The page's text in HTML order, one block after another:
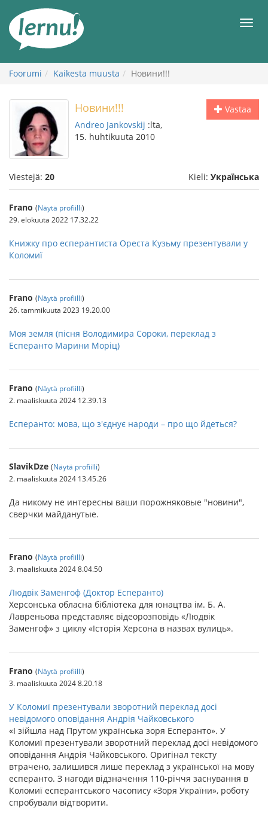
sisältöön
Foorumi Kaikesta muusta Новини!!!
Vastaa
Новини!!!
Andreo Jankovskij :lta,
15. huhtikuuta 2010
Viestejä: 20 Kieli: Українська
Frano (Näytä profiilli)
29. elokuuta 2022 17.32.22
Книжку про есперантиста Ореста Кузьму презентували у
Коломиї
Frano (Näytä profiilli)
26. tammikuuta 2023 19.20.00
Моя земля (пісня Володимира Сороки, переклад з
Есперанто Марини Моріц)
Frano (Näytä profiilli)
2. maaliskuuta 2024 12.39.13
Есперанто: мова, що з'єднує народи – про що йдеться?
SlavikDze (Näytä profiilli)
2. maaliskuuta 2024 13.45.26
Да никому не интересны ваши порожняковые "новини",
сверчки майданутые.
Frano (Näytä profiilli)
3. maaliskuuta 2024 8.04.50
Людвік Заменгоф (Доктор Есперанто)
Херсонська обласна бібліотека для юнацтва ім. Б. А.
Лавреньова представляє відеорозповідь «Людвік
Заменгоф» з циклу «Історія Херсона в назвах вулиць».
Frano (Näytä profiilli)
3. maaliskuuta 2024 8.20.18
У Коломиї презентували зворотний переклад досі
невідомого оповідання Андрія Чайковського
«І зійшла над Прутом українська зоря Есперанто». У
Коломиї презентували зворотний переклад досі невідомого
оповідання Андрія Чайковського. Оригінал тексту
втрачено, залишився лише переклад з української на мову
есперанто. З нагоди відзначення 110-річчя заснування в
Коломиї есперантського часопису «Зоря України», роботу
спробували відтворити.